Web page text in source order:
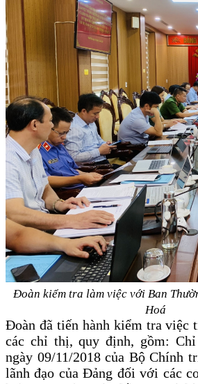
Đoàn kiểm tra làm việc với Ban
Hoá
Đoàn đã tiến hành kiểm tra việc
các chỉ thị, quy định, gồm:
ngày 09/11/2018 của Bộ Chính
lãnh đạo của Đảng đối với các